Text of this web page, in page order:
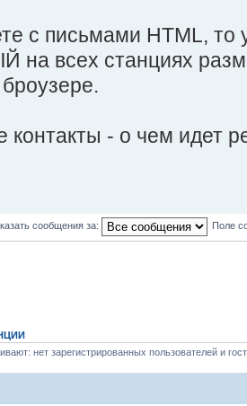
с письмами HTML, то
всех станциях
контакты - о чем идет
сообщения за: Поле
нет зарегистрированных пользователей и